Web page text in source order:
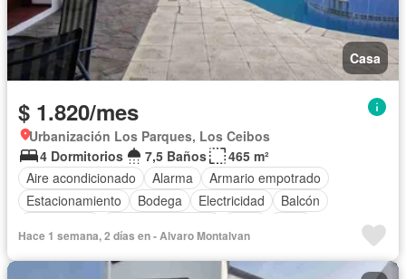
Casa
$ 1.820/mes
Urbanización Los Parques, Los Ceibos
4 Dormitorios
7,5 Baños
465 m²
Aire acondicionado
Alarma
Armario empotrado
Estacionamiento
Bodega Electricidad
Balcón
Área para niños
Conserje Jardín
Garita de guardianía
Piscina Sin amoblar
Hace 1 semana, 2 días en - Alvaro Montalvan